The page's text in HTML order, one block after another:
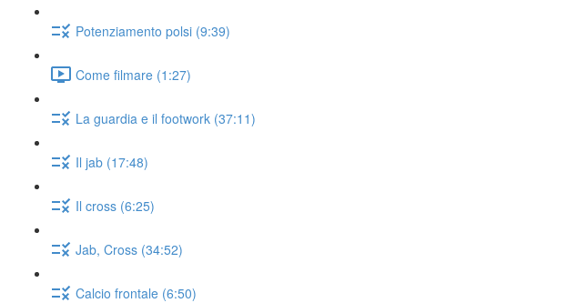
Potenziamento polsi (9:39)
Come filmare (1:27)
La guardia e il footwork (37:11)
Il jab (17:48)
Il cross (6:25)
Jab, Cross (34:52)
Calcio frontale (6:50)